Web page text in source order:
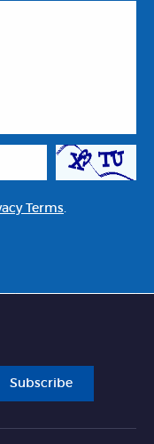
Terms.
Subscribe